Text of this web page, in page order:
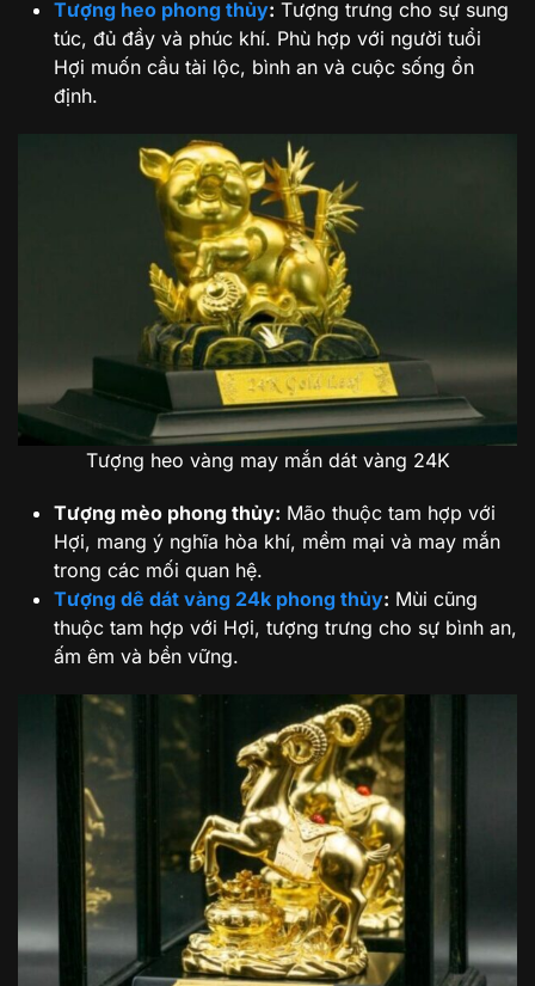
Tượng heo phong thủy: Tượng trưng cho sự sung
túc, đủ đầy và phúc khí. Phù hợp với người tuổi
Hợi muốn cầu tài lộc, bình an và cuộc sống ổn
định.
Tượng heo vàng may mắn dát vàng 24K
Tượng mèo phong thủy: Mão thuộc tam hợp với
Hợi, mang ý nghĩa hòa khí, mềm mại và may mắn
trong các mối quan hệ.
Tượng dê dát vàng 24k phong thủy: Mùi cũng
thuộc tam hợp với Hợi, tượng trưng cho sự bình an,
ấm êm và bền vững.